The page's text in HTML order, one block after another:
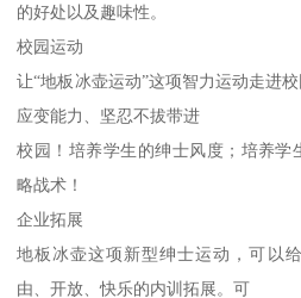
的好处以及趣味性。
校园运动
让“地板冰壶运动”这项智力运动走进
应变能力、坚忍不拔带进
校园！培养学生的绅士风度；培养学
略战术！
企业拓展
地板冰壶这项新型绅士运动，可以
由、开放、快乐的内训拓展。可